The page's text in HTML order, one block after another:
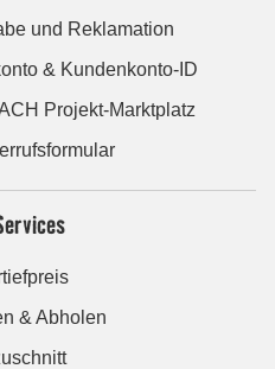
und Reklamation
& Kundenkonto-ID
Projekt-Marktplatz
& Abholen